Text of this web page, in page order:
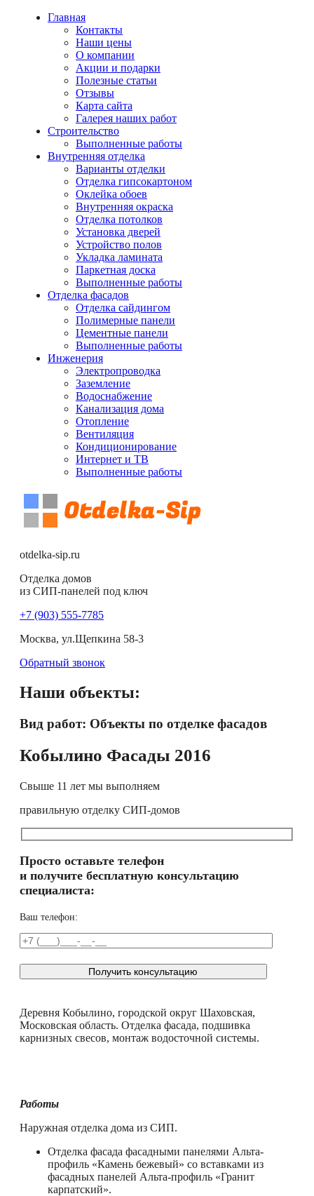
Главная
Контакты
Наши цены
О компании
Акции и подарки
Полезные статьи
Отзывы
Карта сайта
Галерея наших работ
Строительство
Выполненные работы
Внутренняя отделка
Варианты отделки
Отделка гипсокартоном
Оклейка обоев
Внутренняя окраска
Отделка потолков
Установка дверей
Устройство полов
Укладка ламината
Паркетная доска
Выполненные работы
Отделка фасадов
Отделка сайдингом
Полимерные панели
Цементные панели
Выполненные работы
Инженерия
Электропроводка
Заземление
Водоснабжение
Канализация дома
Отопление
Вентиляция
Кондиционирование
Интернет и ТВ
Выполненные работы
otdelka-sip.ru
Отделка домов
из СИП-панелей под ключ
+7 (903) 555-7785
Москва, ул.Щепкина 58-3
Обратный звонок
Наши объекты:
Вид работ: Объекты по отделке фасадов
Кобылино Фасады 2016
Свыше 11 лет мы выполняем
правильную отделку СИП-домов
Просто оставьте телефон
и получите бесплатную консультацию
специалиста:
Ваш телефон:
Деревня Кобылино, городской округ Шаховская,
Московская область. Отделка фасада, подшивка
карнизных свесов, монтаж водосточной системы.
Работы
Наружная отделка дома из СИП.
Отделка фасада фасадными панелями Альта-
профиль «Камень бежевый» со вставками из
фасадных панелей Альта-профиль «Гранит
карпатский».